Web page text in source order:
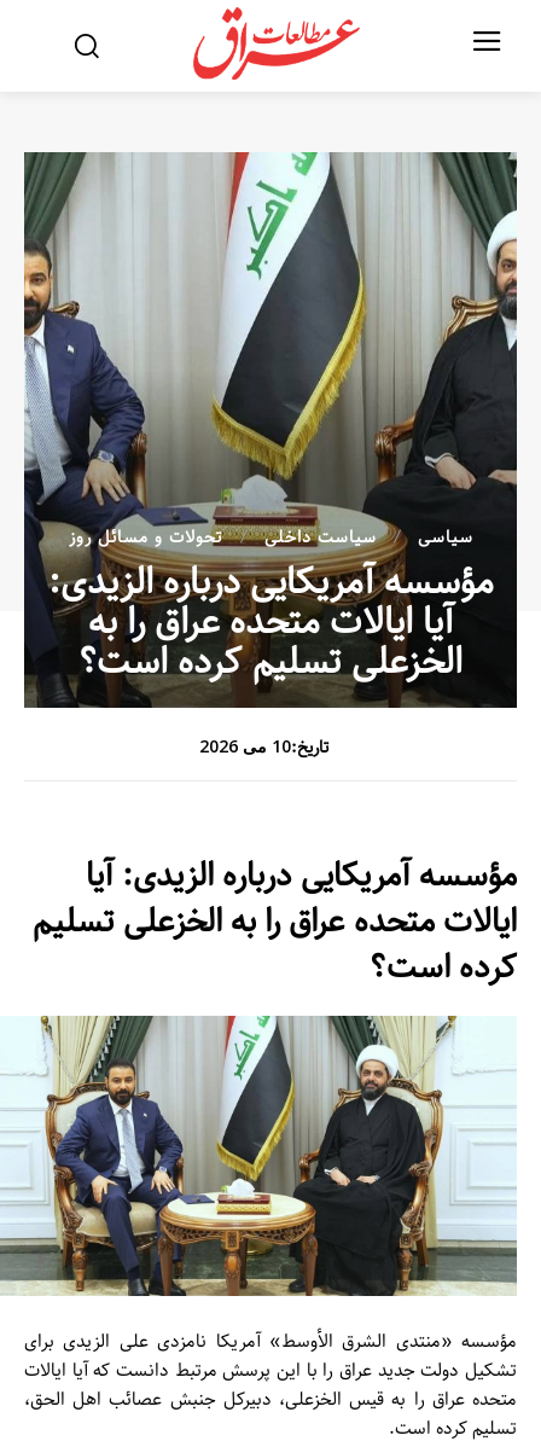
سیاسی سیاست داخلی تحولات و مسائل روز
مؤسسه آمریکایی درباره الزیدی:
آیا ایالات متحده عراق را به
الخزعلی تسلیم کرده است؟
تاریخ:10 می 2026
مؤسسه آمریکایی درباره الزیدی: آیا
ایالات متحده عراق را به الخزعلی تسلیم
کرده است؟
مؤسسه «منتدی الشرق الأوسط» آمریکا نامزدی علی الزیدی برای
تشکیل دولت جدید عراق را با این پرسش مرتبط دانست که آیا ایالات
متحده عراق را به قیس الخزعلی، دبیرکل جنبش عصائب اهل الحق،
تسلیم کرده است.